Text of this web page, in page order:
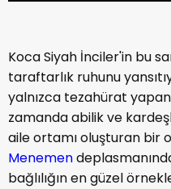
Koca Siyah İnciler'in bu
taraftarlık ruhunu
yalnızca tezahürat
zamanda abilik ve
aile ortamı oluşturan bir
Menemen
bağlılığın en güzel